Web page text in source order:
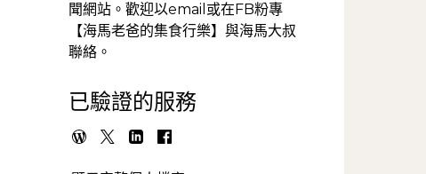
聞網站。歡迎以email或在FB粉專
【海馬老爸的集食行樂】與海馬大叔
聯絡。
已驗證的服務